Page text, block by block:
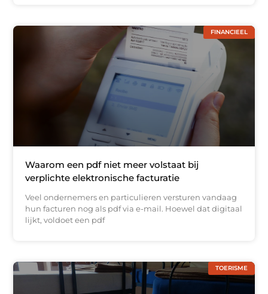
FINANCIEEL
Waarom een pdf niet meer volstaat bij
verplichte elektronische facturatie
Veel ondernemers en particulieren versturen vandaag
hun facturen nog als pdf via e-mail. Hoewel dat digitaal
lijkt, voldoet een pdf
TOERISME